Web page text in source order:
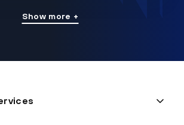
Show more +